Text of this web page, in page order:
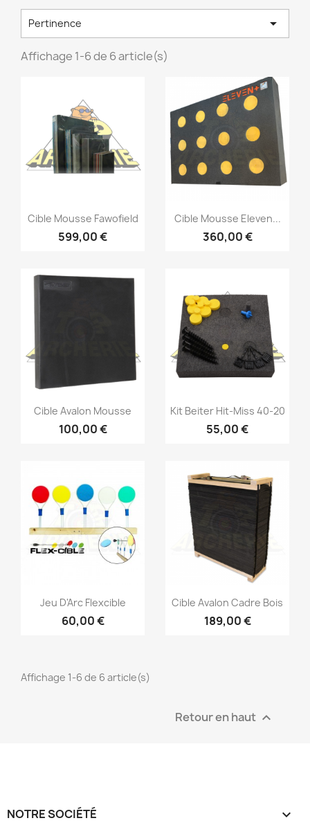
Pertinence 
Affichage 1-6 de 6 article(s)
Cible Mousse Fawofield
599,00 €
Cible Mousse Eleven...
360,00 €
Cible Avalon Mousse
100,00 €
Kit Beiter Hit-Miss 40-20
55,00 €
Jeu D'Arc Flexcible
60,00 €
Cible Avalon Cadre Bois
189,00 €
Affichage 1-6 de 6 article(s)
Retour en haut 
NOTRE SOCIÉTÉ 